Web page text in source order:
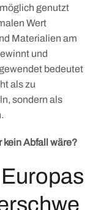
genutzt
Wert
Materialien am
und
bedeutet
als zu
sondern als
kein Abfall wäre?